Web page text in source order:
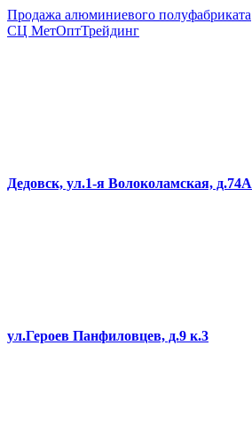
Продажа алюминиевого полуфабриката
СЦ МетОптТрейдинг
Дедовск, ул.1-я Волоколамская, д.74А
ул.Героев Панфиловцев, д.9 к.3